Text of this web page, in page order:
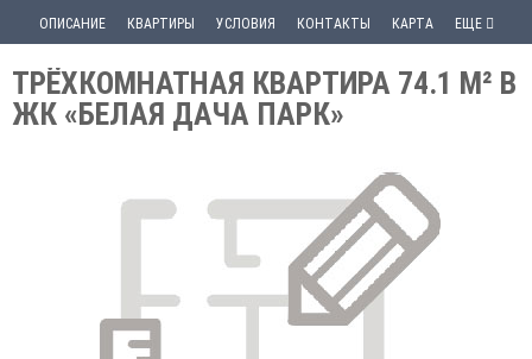
ОПИСАНИЕ КВАРТИРЫ УСЛОВИЯ КОНТАКТЫ КАРТА ЕЩЕ
ТРЁХКОМНАТНАЯ КВАРТИРА 74.1 М² В
ЖК «БЕЛАЯ ДАЧА ПАРК»